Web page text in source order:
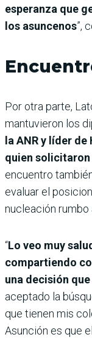
esperanza que
los asuncenos”,
Por otra parte,
mantuvieron los
la ANR y líder
quien solicitaron
encuentro
evaluar el
nucleación rumbo
“Lo veo muy
compartiendo
una decisión
aceptado la
que tienen mis
Asunción es que